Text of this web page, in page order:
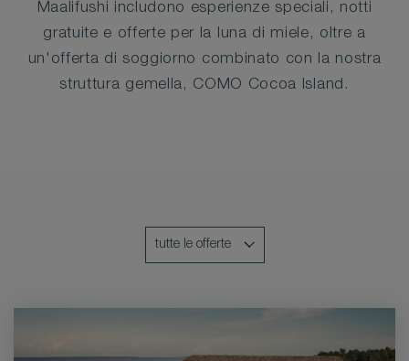
Maalifushi includono esperienze speciali, notti
gratuite e offerte per la luna di miele, oltre a
un'offerta di soggiorno combinato con la nostra
struttura gemella, COMO Cocoa Island.